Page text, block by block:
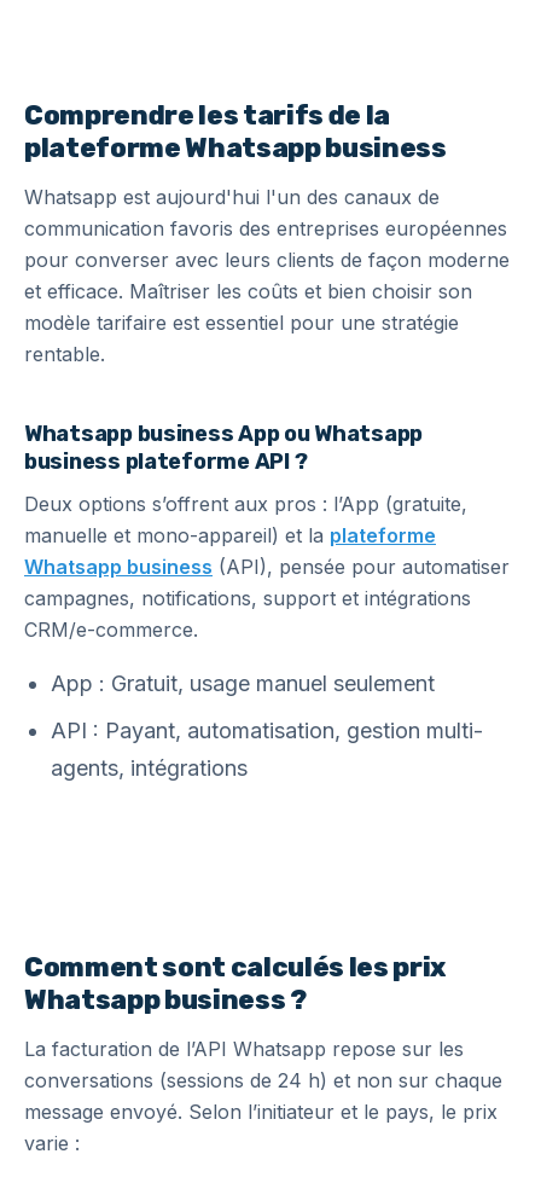
Comprendre les tarifs de la
plateforme Whatsapp business
Whatsapp est aujourd'hui l'un des canaux de
communication favoris des entreprises européennes
pour converser avec leurs clients de façon moderne
et efficace. Maîtriser les coûts et bien choisir son
modèle tarifaire est essentiel pour une stratégie
rentable.
Whatsapp business App ou Whatsapp
business plateforme API ?
Deux options s’offrent aux pros : l’App (gratuite,
manuelle et mono-appareil) et la plateforme
Whatsapp business (API), pensée pour automatiser
campagnes, notifications, support et intégrations
CRM/e-commerce.
App : Gratuit, usage manuel seulement
API : Payant, automatisation, gestion multi-
agents, intégrations
Comment sont calculés les prix
Whatsapp business ?
La facturation de l’API Whatsapp repose sur les
conversations (sessions de 24 h) et non sur chaque
message envoyé. Selon l’initiateur et le pays, le prix
varie :